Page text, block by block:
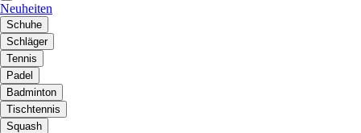
Neuheiten
Schuhe
Schläger
Tennis
Padel
Badminton
Tischtennis
Squash